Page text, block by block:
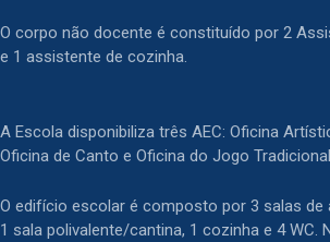
O corpo não docente é constituído por 2
e 1 assistente de cozinha.
A Escola disponibiliza três AEC: Oficina
Oficina de Canto e Oficina do Jogo
O edifício escolar é composto por 3 salas de
1 sala polivalente/cantina, 1 cozinha e 4 WC.